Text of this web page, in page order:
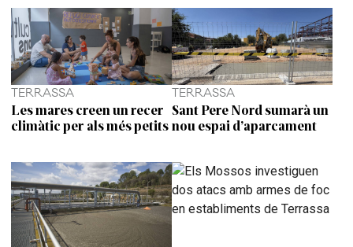
TERRASSA
Les mares creen un recer
climàtic per als més petits
TERRASSA
Sant Pere Nord sumarà un
nou espai d’aparcament